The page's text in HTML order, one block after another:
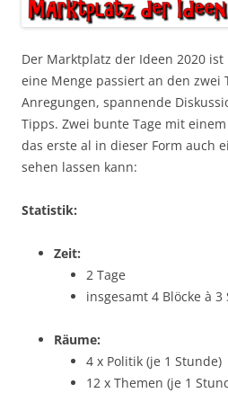
Der Marktplatz der Ideen 2020
eine Menge passiert an den zwei
Anregungen, spannende
Tipps. Zwei bunte Tage mit
das erste al in dieser Form auch
sehen lassen kann:
Statistik:
Zeit:
2 Tage
insgesamt 4 Blöcke à
Räume:
4 x Politik (je 1 Stunde)
12 x Themen (je 1